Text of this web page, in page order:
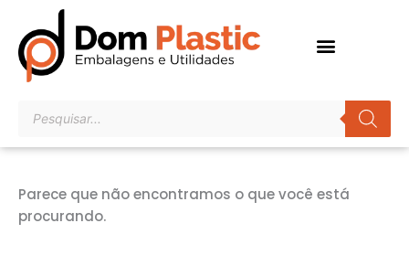
para
conteúdo
produtos
Parece que não encontramos o que você está
procurando.